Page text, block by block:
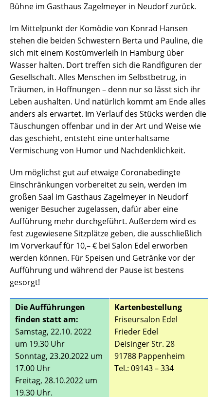
Bühne im Gasthaus Zagelmeyer in Neudorf zurück.
Im Mittelpunkt der Komödie von Konrad Hansen
stehen die beiden Schwestern Berta und Pauline, die
sich mit einem Kostümverleih in Hamburg über
Wasser halten. Dort treffen sich die Randfiguren der
Gesellschaft. Alles Menschen im Selbstbetrug, in
Träumen, in Hoffnungen – denn nur so lässt sich ihr
Leben aushalten. Und natürlich kommt am Ende alles
anders als erwartet. Im Verlauf des Stücks werden die
Täuschungen offenbar und in der Art und Weise wie
das geschieht, entsteht eine unterhaltsame
Vermischung von Humor und Nachdenklichkeit.
Um möglichst gut auf etwaige Coronabedingte
Einschränkungen vorbereitet zu sein, werden im
großen Saal im Gasthaus Zagelmeyer in Neudorf
weniger Besucher zugelassen, dafür aber eine
Aufführung mehr durchgeführt. Außerdem wird es
fest zugewiesene Sitzplätze geben, die ausschließlich
im Vorverkauf für 10,– € bei Salon Edel erworben
werden können. Für Speisen und Getränke vor der
Aufführung und während der Pause ist bestens
gesorgt!
Die Aufführungen
finden statt am:
Samstag, 22.10. 2022
um 19.30 Uhr
Sonntag, 23.20.2022 um
17.00 Uhr
Freitag, 28.10.2022 um
19.30 Uhr.
Kartenbestellung
Friseursalon Edel
Frieder Edel
Deisinger Str. 28
91788 Pappenheim
Tel.: 09143 – 334